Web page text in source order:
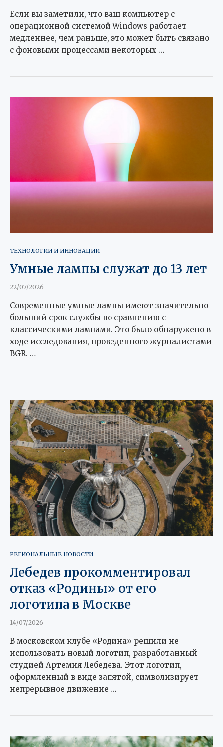
Если вы заметили, что ваш компьютер с
операционной системой Windows работает
медленнее, чем раньше, это может быть связано
с фоновыми процессами некоторых …
ТЕХНОЛОГИИ И ИННОВАЦИИ
Умные лампы служат до 13 лет
22/07/2026
Современные умные лампы имеют значительно
больший срок службы по сравнению с
классическими лампами. Это было обнаружено в
ходе исследования, проведенного журналистами
BGR. …
РЕГИОНАЛЬНЫЕ НОВОСТИ
Лебедев прокомментировал
отказ «Родины» от его
логотипа в Москве
14/07/2026
В московском клубе «Родина» решили не
использовать новый логотип, разработанный
студией Артемия Лебедева. Этот логотип,
оформленный в виде запятой, символизирует
непрерывное движение …